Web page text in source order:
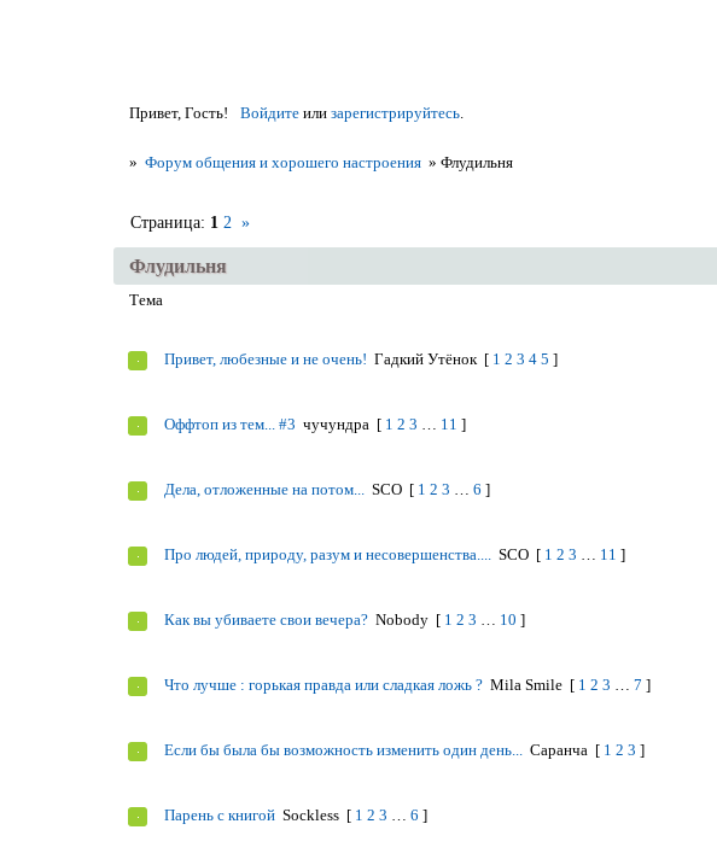
Привет, Гость! Войдитеили зарегистрируйтесь.
» Форум общения и хорошего настроения »Флудильня
Флудильня
Страница: 1 2 »
Тема
Привет, любезные и не очень! Гадкий Утёнок [ 1 2 3 4 5 ]
Оффтоп из тем... #3 чучундра [ 1 2 3 … 11 ]
Дела, отложенные на потом... SCO [ 1 2 3 … 6 ]
Про людей, природу, разум и несовершенства.... SCO [ 1 2 3 … 11 ]
Как вы убиваете свои вечера? Nobody [ 1 2 3 … 10 ]
Что лучше : горькая правда или сладкая ложь ? Mila Smile [ 1 2 3 … 7 ]
Если бы была бы возможность изменить один день... Саранча [ 1 2 3 ]
Парень с книгой Sockless [ 1 2 3 … 6 ]